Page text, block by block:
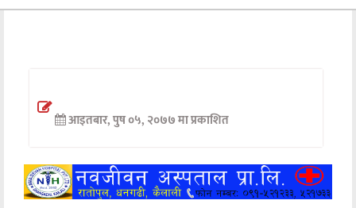
अन्तर्वार्ता
खेलकुद
मनोरञ्जन
आइतबार, पुष ०५, २०७७ मा प्रकाशित